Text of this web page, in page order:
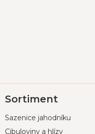
á
a
Sortiment
Sazenice jahodníku
Cibuloviny a hlízy